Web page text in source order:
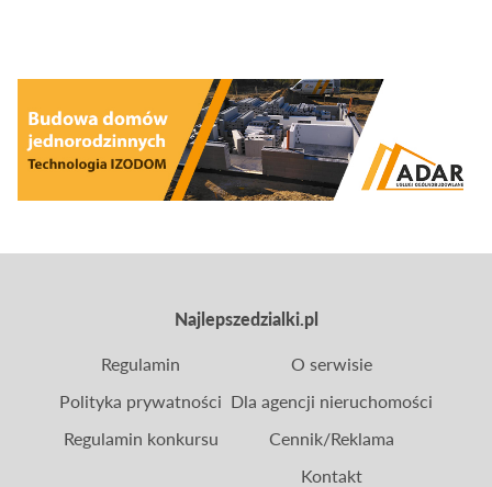
inwestycja w przyszłość, która może przynieść
wiele korzyści, zarówno pod kątem finansowym,
jak i rekreacyjnym.
Najlepszedzialki.pl
Regulamin
Polityka prywatności
Regulamin konkursu
O serwisie
Dla agencji nieruchomości
Cennik/Reklama
Kontakt